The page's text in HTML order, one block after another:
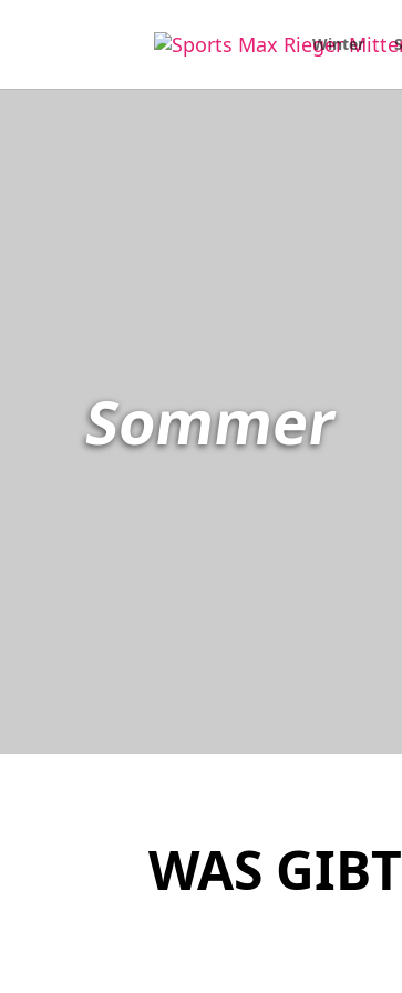
Winter
Sommer
WAS